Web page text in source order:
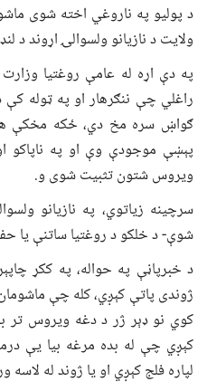
د پولیو په ناروغي اخته شوی
ولایت د نازیانو ولسوالۍ اړوند
په دې اړه له عامې روغتیا
راغلي چې ننګرهار او په ټوله
ګواښ سره مخ دي، ځکه مخکې
پېښې موجودې وې او په ناپاکو
ویروس شتون تثبیت شوی و.
سرچینه زیاتوي، په نازیانو
شوې- د خلکو د روغتیا ساتنې
د خبرپاڼې په حواله، په ککړ
ژوندی پاتې کېږي، کله چې
کوي نو ډېر ژر د دغه ویروس تر
کېږي چې له بده مرغه بیا یې
لپاره فلج کېږي او یا ژوند له لاسه